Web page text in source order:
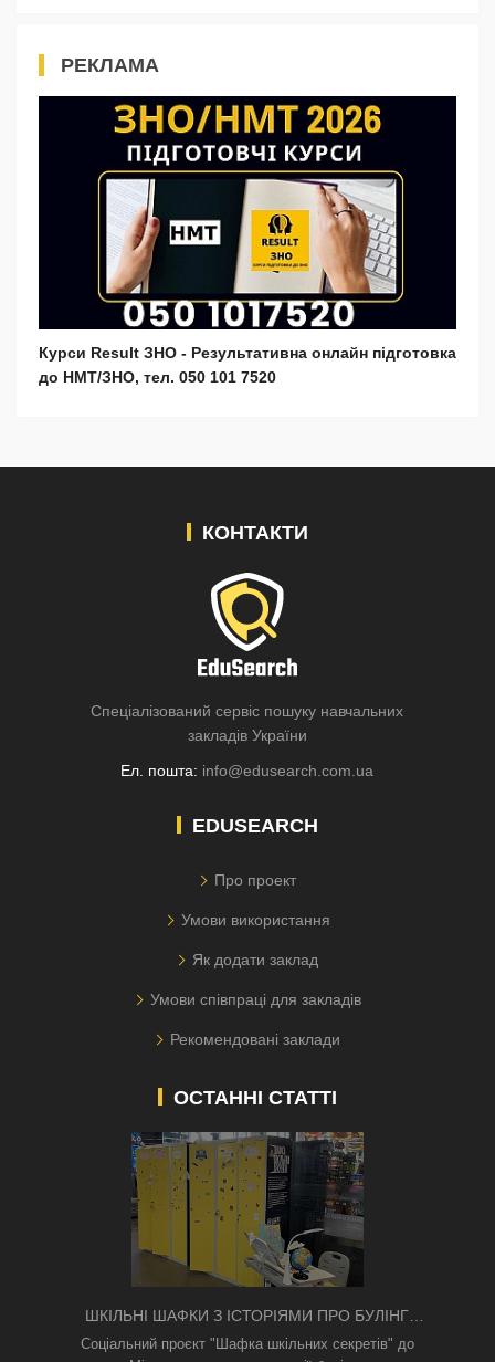
РЕКЛАМА
Курси Result ЗНО - Результативна онлайн підготовка
до НМТ/ЗНО, тел. 050 101 7520
КОНТАКТИ
Спеціалізований сервіс пошуку навчальних
закладів України
Ел. пошта: info@edusearch.com.ua
EDUSEARCH
Про проект
Умови використання
Як додати заклад
Умови співпраці для закладів
Рекомендовані заклади
ОСТАННІ СТАТТІ
ШКІЛЬНІ ШАФКИ З ІСТОРІЯМИ ПРО БУЛІНГ
З'ЯВИЛИСЯ В КИЄВІ
Соціальний проєкт "Шафка шкільних секретів" до